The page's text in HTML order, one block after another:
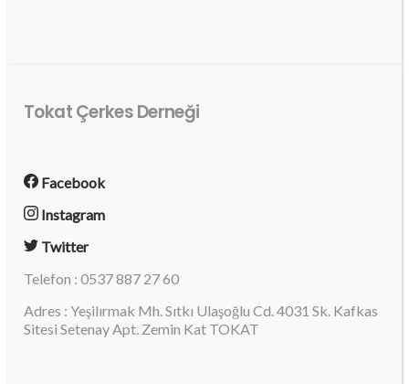
Tokat Çerkes Derneği
Facebook
Instagram
Twitter
Telefon : 0537 887 27 60
Adres : Yeşilırmak Mh. Sıtkı Ulaşoğlu Cd. 4031 Sk. Kafkas
Sitesi Setenay Apt. Zemin Kat TOKAT